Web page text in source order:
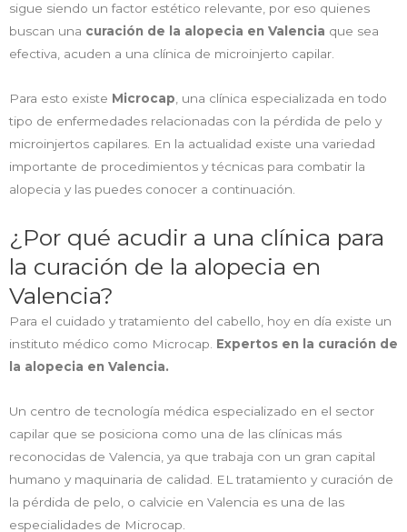
sigue siendo un factor estético relevante, por eso quienes
buscan una curación de la alopecia en Valencia que sea
efectiva, acuden a una clínica de microinjerto capilar.
Para esto existe Microcap, una clínica especializada en todo
tipo de enfermedades relacionadas con la pérdida de pelo y
microinjertos capilares. En la actualidad existe una variedad
importante de procedimientos y técnicas para combatir la
alopecia y las puedes conocer a continuación.
¿Por qué acudir a una clínica para
la curación de la alopecia en
Valencia?
Para el cuidado y tratamiento del cabello, hoy en día existe un
instituto médico como Microcap. Expertos en la curación de
la alopecia en Valencia.
Un centro de tecnología médica especializado en el sector
capilar que se posiciona como una de las clínicas más
reconocidas de Valencia, ya que trabaja con un gran capital
humano y maquinaria de calidad. EL tratamiento y curación de
la pérdida de pelo, o calvicie en Valencia es una de las
especialidades de Microcap.